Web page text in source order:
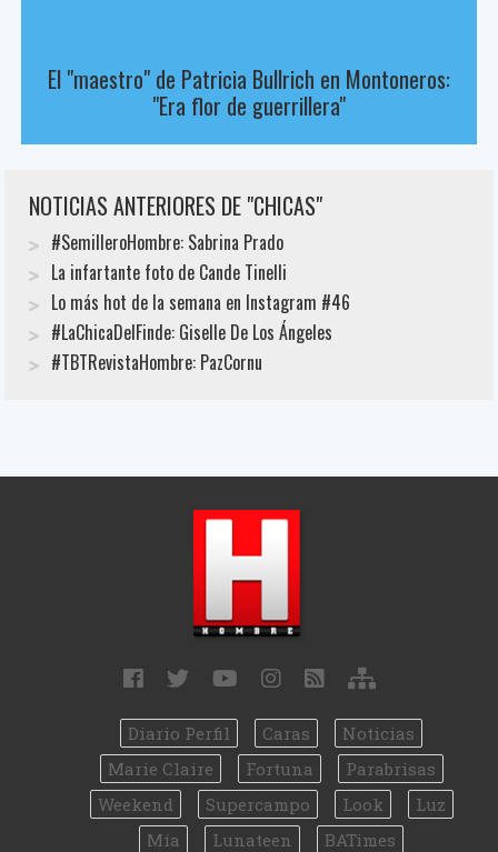
El "maestro" de Patricia Bullrich en Montoneros:
"Era flor de guerrillera"
NOTICIAS ANTERIORES DE "CHICAS"
#SemilleroHombre: Sabrina Prado
La infartante foto de Cande Tinelli
Lo más hot de la semana en Instagram #46
#LaChicaDelFinde: Giselle De Los Ángeles
#TBTRevistaHombre: PazCornu
Diario Perfil Caras
Noticias
Marie Claire
Fortuna
Parabrisas
Weekend
Supercampo Look
Luz
Mía
Lunateen BATimes